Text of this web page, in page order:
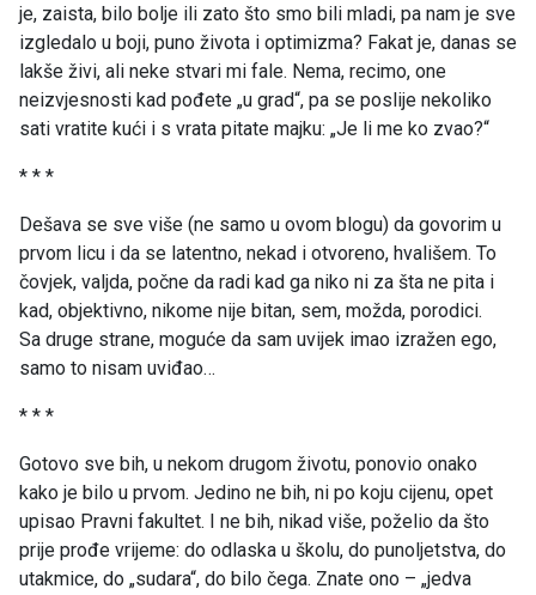
je, zaista, bilo bolje ili zato što smo bili mladi, pa nam je sve
izgledalo u boji, puno života i optimizma? Fakat je, danas se
lakše živi, ali neke stvari mi fale. Nema, recimo, one
neizvjesnosti kad pođete „u grad“, pa se poslije nekoliko
sati vratite kući i s vrata pitate majku: „Je li me ko zvao?“
* * *
Dešava se sve više (ne samo u ovom blogu) da govorim u
prvom licu i da se latentno, nekad i otvoreno, hvališem. To
čovjek, valjda, počne da radi kad ga niko ni za šta ne pita i
kad, objektivno, nikome nije bitan, sem, možda, porodici.
Sa druge strane, moguće da sam uvijek imao izražen ego,
samo to nisam uviđao…
* * *
Gotovo sve bih, u nekom drugom životu, ponovio onako
kako je bilo u prvom. Jedino ne bih, ni po koju cijenu, opet
upisao Pravni fakultet. I ne bih, nikad više, poželio da što
prije prođe vrijeme: do odlaska u školu, do punoljetstva, do
utakmice, do „sudara“, do bilo čega. Znate ono – „jedva